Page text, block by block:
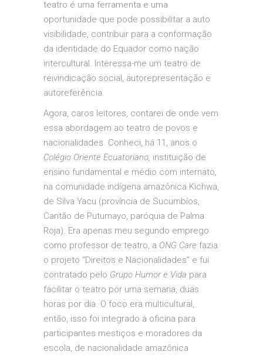
teatro é uma ferramenta e uma
oportunidade que pode possibilitar a auto
visibilidade, contribuir para a conformação
da identidade do Equador como nação
intercultural. Interessa-me um teatro de
reivindicação social, autorepresentação e
autoreferência.
Agora, caros leitores, contarei de onde vem
essa abordagem ao teatro de povos e
nacionalidades. Conheci, há 11, anos o
Colégio Oriente Ecuatoriano, instituição de
ensino fundamental e médio com internato,
na comunidade indígena amazônica Kichwa,
de Silva Yacu (província de Sucumbíos,
Cantão de Putumayo, paróquia de Palma
Roja). Era apenas meu segundo emprego
como professor de teatro, a ONG Care fazia
o projeto “Direitos e Nacionalidades” e fui
contratado pelo Grupo Humor e Vida para
facilitar o teatro por uma semana, duas
horas por dia. O foco era multicultural,
então, isso foi integrado à oficina para
participantes mestiços e moradores da
escola, de nacionalidade amazônica